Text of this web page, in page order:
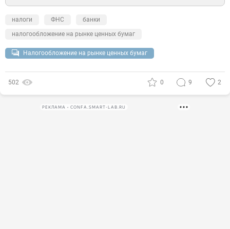
налоги ФНС
банки
налогообложение на рынке ценных бумаг
Налогообложение на рынке ценных бумаг
502 0 9 2
РЕКЛАМА • CONFA.SMART-LAB.RU